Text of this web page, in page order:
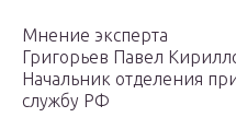
Мнение эксперта
Григорьев Павел
Начальник отделения
службу РФ